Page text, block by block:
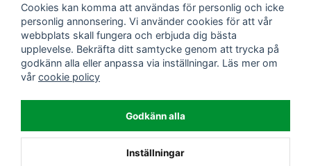
Följ oss
Facebook
Instagram
Handla enkelt
Enkla leveranser
Cookies kan komma att användas för personlig och icke
personlig annonsering. Vi använder cookies för att vår
webbplats skall fungera och erbjuda dig bästa
upplevelse. Bekräfta ditt samtycke genom att trycka på
godkänn alla eller anpassa via inställningar. Läs mer om
vår cookie policy
Godkänn alla
Inställningar